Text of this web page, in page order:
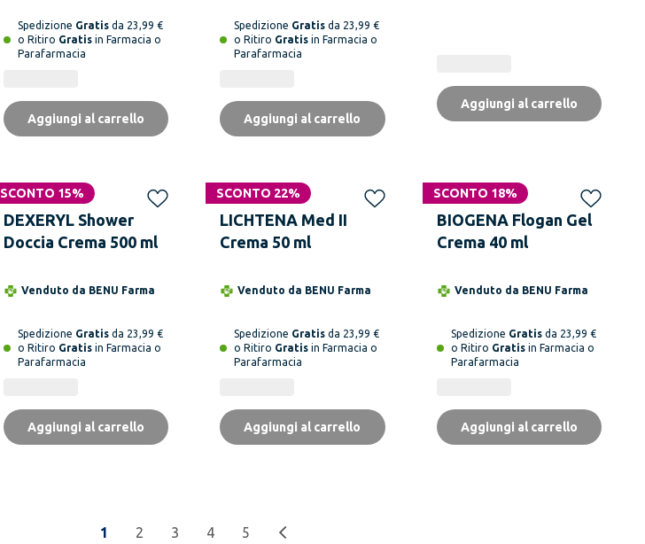
Spedizione Gratisda 23,99 €
o Ritiro Gratisin Farmacia o
Parafarmacia
Aggiungi al carrello
Spedizione Gratis da 23,99 €
o Ritiro Gratis in Farmacia o
Parafarmacia
Aggiungi al carrello
Aggiungi al carrello
SCONTO 15%
DEXERYL Shower
Doccia Crema 500 ml
Venduto da BENU Farma
Spedizione Gratisda 23,99 €
o Ritiro Gratisin Farmacia o
Parafarmacia
Aggiungi al carrello
SCONTO 22%
LICHTENA Med II
Crema 50 ml
Venduto da BENU Farma
Spedizione Gratis da 23,99 €
o Ritiro Gratis in Farmacia o
Parafarmacia
Aggiungi al carrello
SCONTO 18%
BIOGENA Flogan Gel
Crema 40 ml
Venduto da BENU Farma
Spedizione Gratisda 23,99 €
o Ritiro Gratisin Farmacia o
Parafarmacia
Aggiungi al carrello
1 2 3 4 5